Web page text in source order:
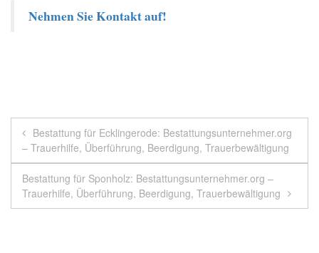
Nehmen Sie Kontakt auf!
Beitragsnavigation
Bestattung für Ecklingerode: Bestattungsunternehmer.org
– Trauerhilfe, Überführung, Beerdigung, Trauerbewältigung
Bestattung für Sponholz: Bestattungsunternehmer.org –
Trauerhilfe, Überführung, Beerdigung, Trauerbewältigung